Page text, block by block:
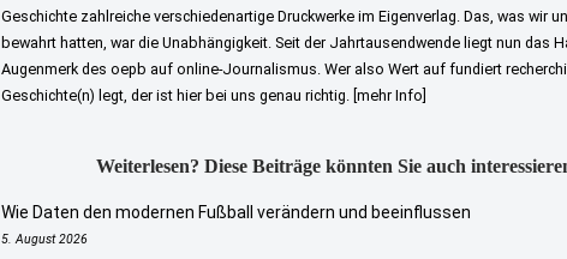
Geschichte zahlreiche verschiedenartige Druckwerke im Eigenverlag. Das, was wir
bewahrt hatten, war die Unabhängigkeit. Seit der Jahrtausendwende liegt nun das
Augenmerk des oepb auf online-Journalismus. Wer also Wert auf fundiert
Geschichte(n) legt, der ist hier bei uns genau richtig. [mehr Info]
Weiterlesen? Diese Beiträge könnten Sie auch
Wie Daten den modernen Fußball verändern und beeinflussen
5. August 2026